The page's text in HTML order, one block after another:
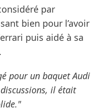
par
bien pour l’avoir
puis aidé à sa
pour un baquet Audi
il était